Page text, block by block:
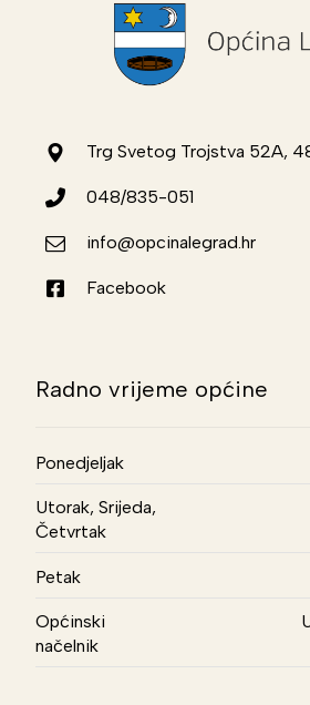
Trg Svetog Trojstva 52A,
048/835-051
info@opcinalegrad.hr
Facebook
Radno vrijeme općine
Ponedjeljak
Utorak, Srijeda,
Četvrtak
Petak
Općinski
načelnik